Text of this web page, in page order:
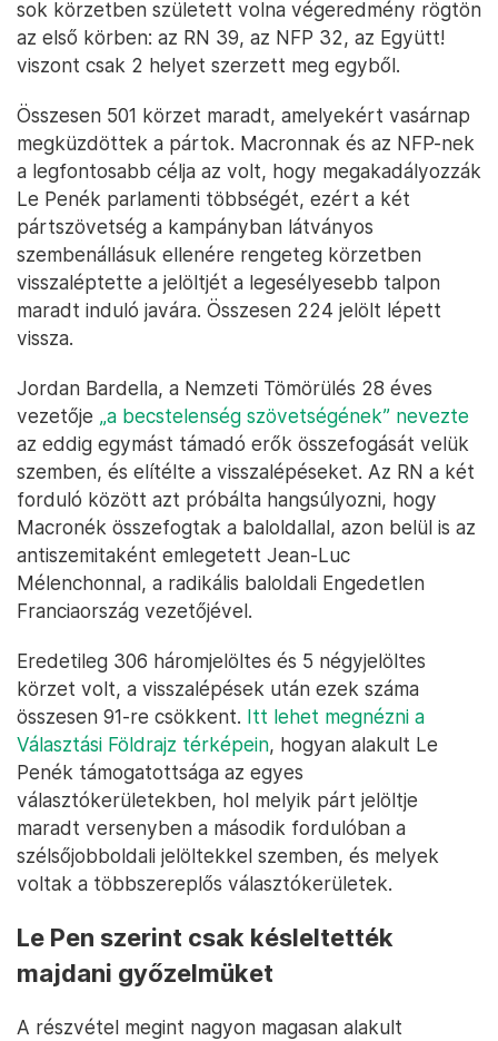
sok körzetben született volna végeredmény rögtön
az első körben: az RN 39, az NFP 32, az Együtt!
viszont csak 2 helyet szerzett meg egyből.
Összesen 501 körzet maradt, amelyekért vasárnap
megküzdöttek a pártok. Macronnak és az NFP-nek
a legfontosabb célja az volt, hogy megakadályozzák
Le Penék parlamenti többségét, ezért a két
pártszövetség a kampányban látványos
szembenállásuk ellenére rengeteg körzetben
visszaléptette a jelöltjét a legesélyesebb talpon
maradt induló javára. Összesen 224 jelölt lépett
vissza.
Jordan Bardella, a Nemzeti Tömörülés 28 éves
vezetője „a becstelenség szövetségének” nevezte
az eddig egymást támadó erők összefogását velük
szemben, és elítélte a visszalépéseket. Az RN a két
forduló között azt próbálta hangsúlyozni, hogy
Macronék összefogtak a baloldallal, azon belül is az
antiszemitaként emlegetett Jean-Luc
Mélenchonnal, a radikális baloldali Engedetlen
Franciaország vezetőjével.
Eredetileg 306 háromjelöltes és 5 négyjelöltes
körzet volt, a visszalépések után ezek száma
összesen 91-re csökkent. Itt lehet megnézni a
Választási Földrajz térképein, hogyan alakult Le
Penék támogatottsága az egyes
választókerületekben, hol melyik párt jelöltje
maradt versenyben a második fordulóban a
szélsőjobboldali jelöltekkel szemben, és melyek
voltak a többszereplős választókerületek.
Le Pen szerint csak késleltették
majdani győzelmüket
A részvétel megint nagyon magasan alakult